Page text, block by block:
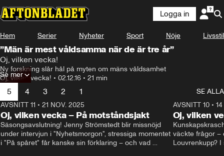
Logga in
Hem Serier Nyheter Sport Nöje Livsstil
”Män är mest våldsamma när de är tre år”
Oj, vilken vecka!
Ny forskning slår hål på myten om mäns våldsamhet
Oj, vilken vecka! • 02.12.16 • 21 min
Se mer
5 4 3 2 1
SE ALLA
AVSNITT 11 • 21 NOV. 2025
Oj, vilken vecka – På motståndsjakt
Säsongsavslutning! Jenny Strömstedt blir missnöjd
under intervjun i "Nyhetsmorgon", stressiga momentet
i "På spåret" får kanske sin förklaring – och vad
AVSNITT 10•
Oj, vilken
väckte frågor –
Louvrenkupp?